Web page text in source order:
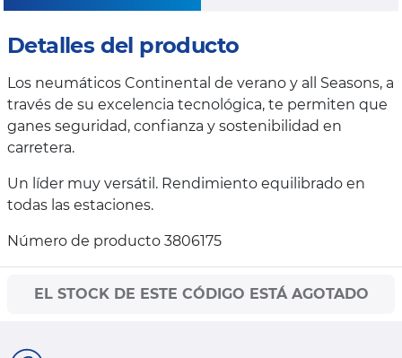
Detalles del producto
Los neumáticos Continental de verano y all Seasons, a
través de su excelencia tecnológica, te permiten que
ganes seguridad, confianza y sostenibilidad en
carretera.
Un líder muy versátil. Rendimiento equilibrado en
todas las estaciones.
Número de producto 3806175
EL STOCK DE ESTE CÓDIGO ESTÁ AGOTADO